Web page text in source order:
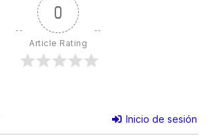
0
Article Rating
Inicio de sesión